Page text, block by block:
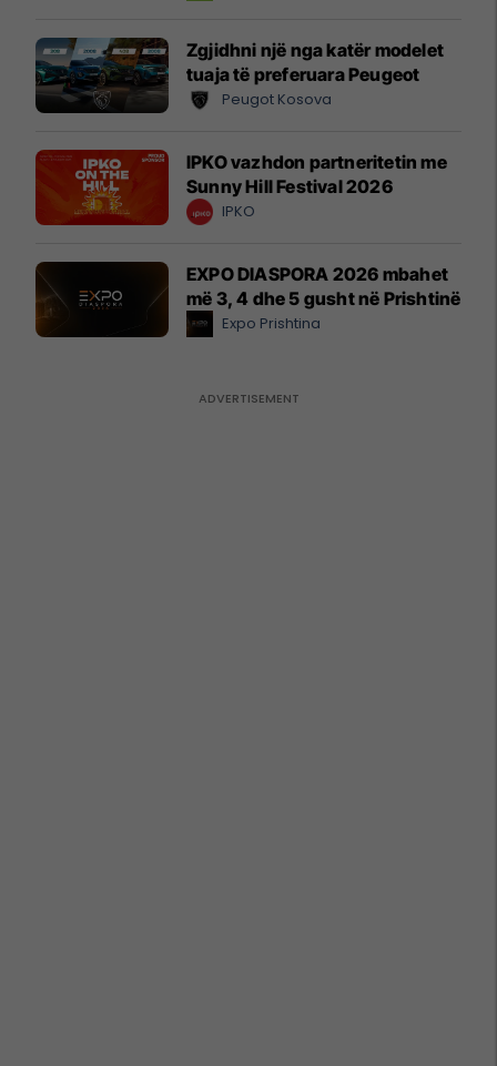
Zgjidhni një nga katër modelet
tuaja të preferuara Peugeot
Peugot Kosova
IPKO vazhdon partneritetin me
Sunny Hill Festival 2026
IPKO
EXPO DIASPORA 2026 mbahet
më 3, 4 dhe 5 gusht në Prishtinë
Expo Prishtina